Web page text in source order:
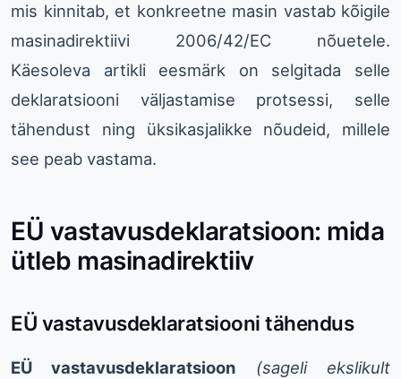
mis kinnitab, et konkreetne masin vastab kõigile
masinadirektiivi 2006/42/EC nõuetele.
Käesoleva artikli eesmärk on selgitada selle
deklaratsiooni väljastamise protsessi, selle
tähendust ning üksikasjalikke nõudeid, millele
see peab vastama.
EÜ vastavusdeklaratsioon: mida
ütleb masinadirektiiv
EÜ vastavusdeklaratsiooni tähendus
EÜ vastavusdeklaratsioon
(sageli ekslikult